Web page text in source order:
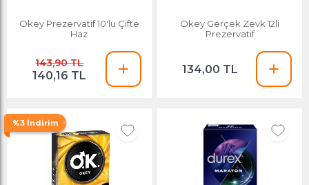
Okey Prezervatif 10'lu Çifte
Haz
143,90 TL
140,16 TL
Okey Gerçek Zevk 12li
Prezervatif
134,00 TL
%3 İndirim